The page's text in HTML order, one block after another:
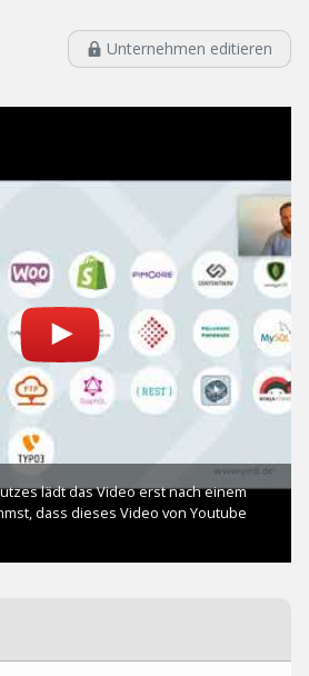
Unternehmen editieren